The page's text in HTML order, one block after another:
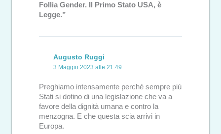
Follia Gender. Il Primo Stato USA, è
Legge.”
Augusto Ruggi
3 Maggio 2023 alle 21:49
Preghiamo intensamente perché sempre più
Stati si dotino di una legislazione che va a
favore della dignità umana e contro la
menzogna. E che questa scia arrivi in
Europa.